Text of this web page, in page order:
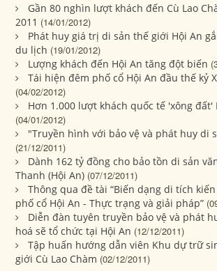
Gần 80 nghìn lượt khách đến Cù Lao
2011 (14/01/2012)
Phát huy giá trị di sản thế giới Hội An
du lịch (19/01/2012)
Lượng khách đến Hội An tăng đột biến
Tái hiện đêm phố cổ Hội An đầu thế kỷ
(04/02/2012)
Hơn 1.000 lượt khách quốc tế 'xông đất'
(04/01/2012)
"Truyền hình với bảo vệ và phát huy di
(21/12/2011)
Dành 162 tỷ đồng cho bảo tồn di sản
Thanh (Hội An) (07/12/2011)
Thông qua đề tài “Biến dạng di tích
phố cổ Hội An - Thực trạng và giải pháp”
Diễn đàn tuyên truyền bảo vệ và phát
hoá sẽ tổ chức tại Hội An (12/12/2011)
Tập huấn hướng dẫn viên Khu dự trữ
giới Cù Lao Chàm (02/12/2011)